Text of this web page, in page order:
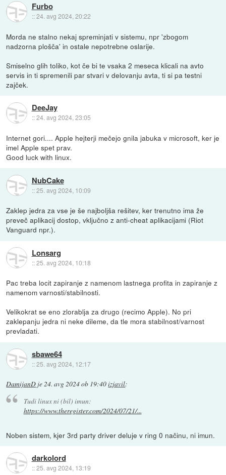
Furbo
::24. avg 2024, 20:22
Morda ne stalno nekaj spreminjati v sistemu, npr 'zbogom
nadzorna plošča' in ostale nepotrebne oslarije.
Smiselno glih toliko, kot če bi te vsaka 2 meseca klicali na avto
servis in ti spremenili par stvari v delovanju avta, ti si pa testni
zajček.
DeeJay
::24. avg 2024, 23:05
Internet gori.... Apple hejterji mečejo gnila jabuka v microsoft, ker je
imel Apple spet prav.
Good luck with linux.
NubCake
::25. avg 2024, 10:09
Zaklep jedra za vse je še najboljša rešitev, ker trenutno ima že
preveč aplikacij dostop, vključno z anti-cheat aplikacijami (Riot
Vanguard npr.).
Lonsarg
::25. avg 2024, 10:18
Pac treba locit zapiranje z namenom lastnega profita in zapiranje z
namenom varnosti/stabilnosti.
Velikokrat se eno zlorablja za drugo (recimo Apple). No pri
zaklepanju jedra ni neke dileme, da tle mora stabilnost/varnost
prevladati.
sbawe64
::25. avg 2024, 12:17
DamijanD je24. avg 2024 ob 19:40izjavil:
Tudi linux ni (bil) imun:
https://www.theregister.com/2024/07/21/...
Noben sistem, kjer 3rd party driver deluje v ring 0 načinu, ni imun.
darkolord
::25. avg 2024, 13:19